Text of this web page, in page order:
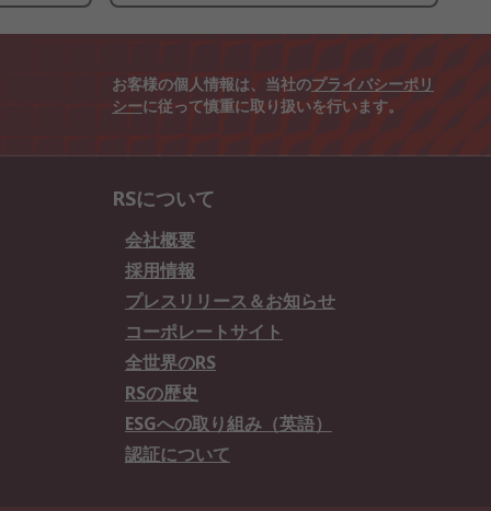
お客様の個人情報は、当社のプライバシーポリ
シーに従って慎重に取り扱いを行います。
RSについて
会社概要
採用情報
プレスリリース＆お知らせ
コーポレートサイト
全世界のRS
RSの歴史
ESGへの取り組み（英語）
認証について